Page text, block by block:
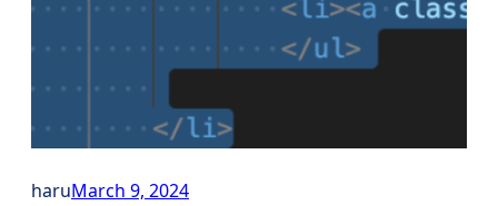
haruMarch 9, 2024